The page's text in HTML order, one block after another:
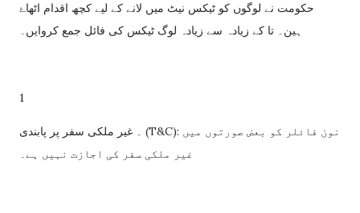
حکومت نے لوگوں کو ٹیکس نیٹ میں لانے کے لیے کچھ اقدام اٹھاۓ
1
۔ غیر ملکی سفر پر پابندی (T&C): نون فائلر کو بعض صورتوں میں